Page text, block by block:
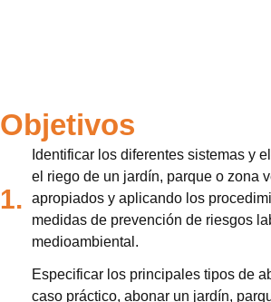
Objetivos
1.
Identificar los diferentes sistemas y
el riego de un jardín, parque o zona
apropiados y aplicando los
medidas de prevención de riesgos
medioambiental.
Especificar los principales tipos de
caso práctico, abonar un jardín,